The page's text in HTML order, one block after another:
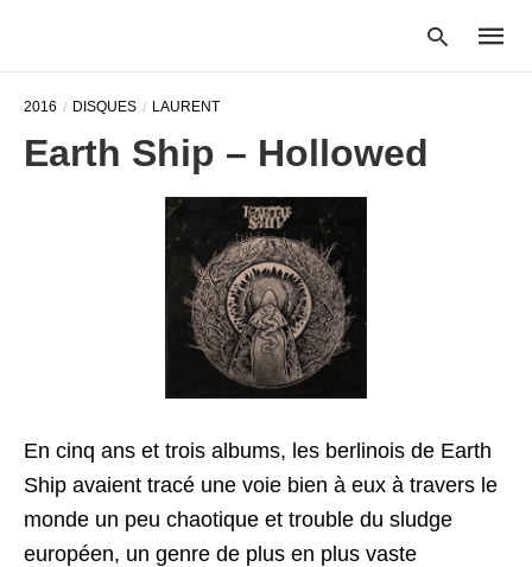
2016 DISQUES LAURENT
Earth Ship – Hollowed
En cinq ans et trois albums, les berlinois de Earth
Ship avaient tracé une voie bien à eux à travers le
monde un peu chaotique et trouble du sludge
européen, un genre de plus en plus vaste